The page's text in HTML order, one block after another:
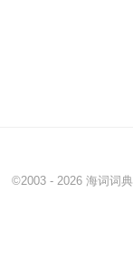
©2003 - 2026 海词词典